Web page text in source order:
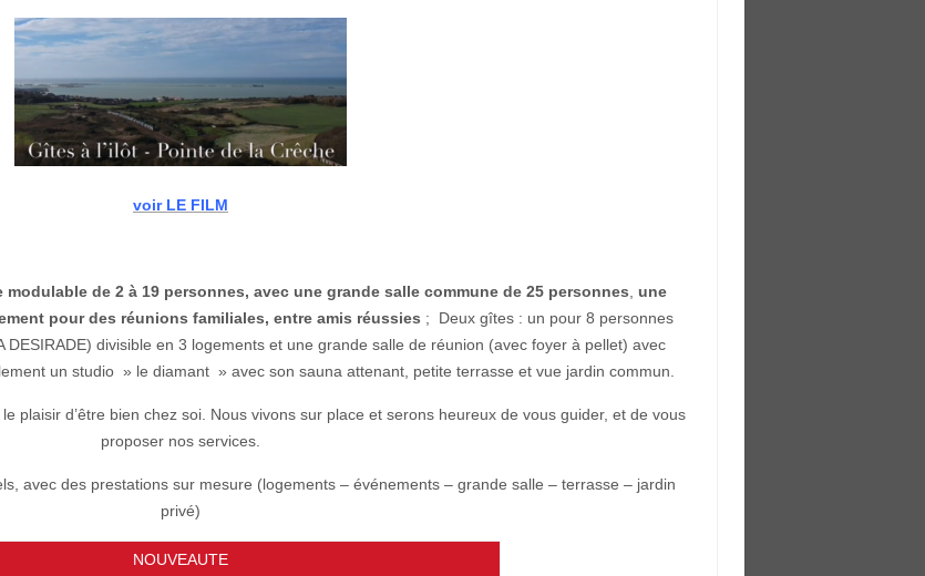
voir LE FILM
de 2 à 19 personnes, avec une grande salle commune de 25 personnes
une
pour des réunions familiales, entre amis réussies ; Deux gîtes : un pour 8 personnes
DESIRADE) divisible en 3 logements et une grande salle de réunion (avec foyer à pellet) avec
un studio » le diamant » avec son sauna attenant, petite terrasse et vue jardin commun.
plaisir d’être bien chez soi. Nous vivons sur place et serons heureux de vous guider, et de vous
proposer nos services.
avec des prestations sur mesure (logements – événements – grande salle – terrasse – jardin
privé)
NOUVEAUTE